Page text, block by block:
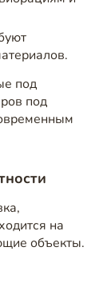
под
под
на
объекты.